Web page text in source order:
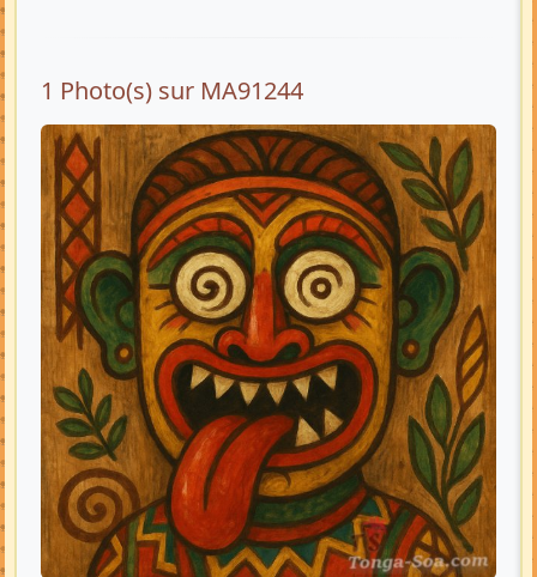
1 Photo(s) sur MA91244